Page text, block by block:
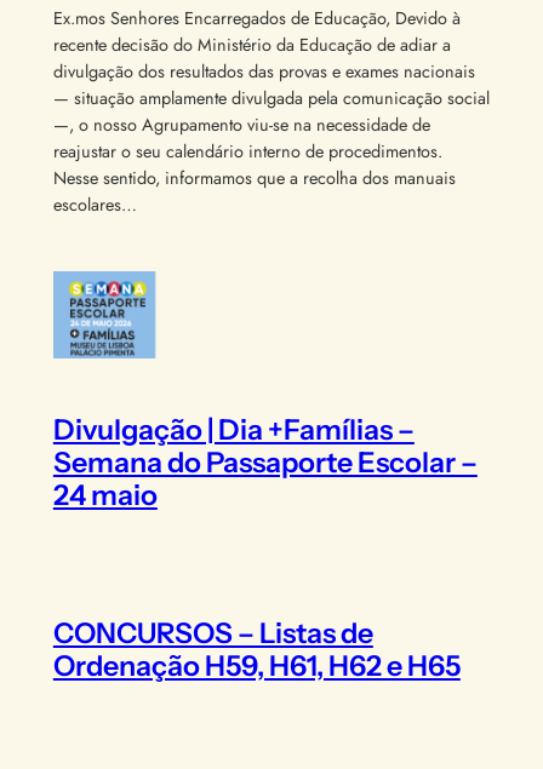
Ex.mos Senhores Encarregados de Educação, Devido à
recente decisão do Ministério da Educação de adiar a
divulgação dos resultados das provas e exames nacionais
— situação amplamente divulgada pela comunicação social
—, o nosso Agrupamento viu-se na necessidade de
reajustar o seu calendário interno de procedimentos.
Nesse sentido, informamos que a recolha dos manuais
escolares…
Divulgação | Dia +Famílias –
Semana do Passaporte Escolar –
24 maio
CONCURSOS – Listas de
Ordenação H59, H61, H62 e H65